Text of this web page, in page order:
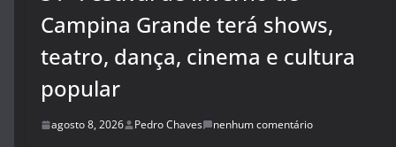
Campina Grande terá shows,
teatro, dança, cinema e cultura
popular
agosto 8, 2026 Pedro Chaves nenhum comentário